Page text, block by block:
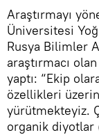
Araştırmayı
Üniversitesi
Rusya Bilimler
araştırmacı
yaptı: “Ekip
özellikleri
yürütmekteyiz.
organik diyotlar